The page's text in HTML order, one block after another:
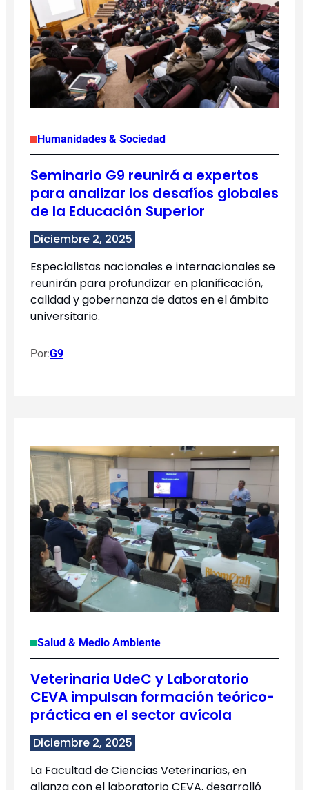
Humanidades & Sociedad
Seminario G9 reunirá a expertos
para analizar los desafíos globales
de la Educación Superior
Diciembre 2, 2025
Especialistas nacionales e internacionales se
reunirán para profundizar en planificación,
calidad y gobernanza de datos en el ámbito
universitario.
Por:G9
Salud & Medio Ambiente
Veterinaria UdeC y Laboratorio
CEVA impulsan formación teórico-
práctica en el sector avícola
Diciembre 2, 2025
La Facultad de Ciencias Veterinarias, en